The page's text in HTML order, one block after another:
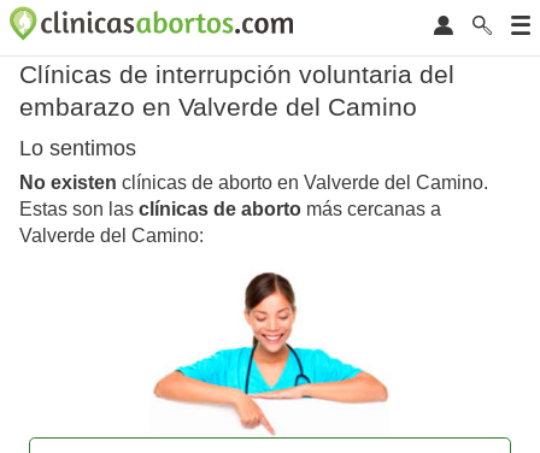
Clínicas de interrupción voluntaria del
embarazo en Valverde del Camino
Lo sentimos
No existen clínicas de aborto en Valverde del Camino.
Estas son las clínicas de aborto más cercanas a
Valverde del Camino: